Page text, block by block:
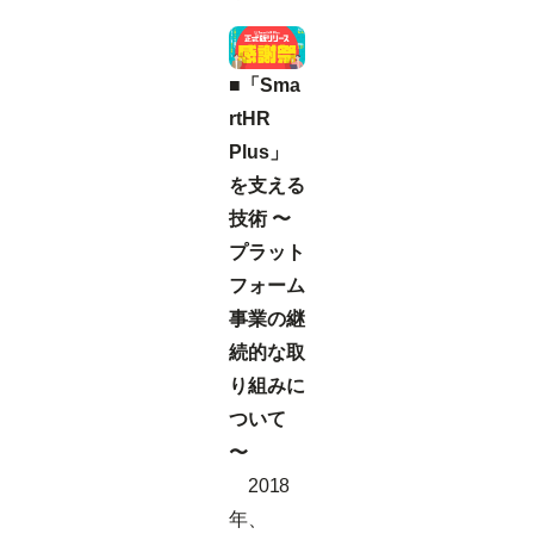
■「Sma
rtHR
Plus」
を支える
技術 〜
プラット
フォーム
事業の継
続的な取
り組みに
ついて
〜
2018
年、